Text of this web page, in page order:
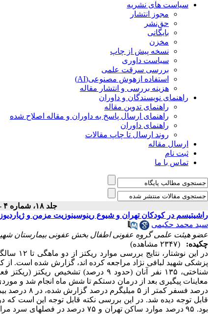
سیاست های نشریه
مجوز انتشار
حق‌نشر
بایگانی
مخزن
نسخه پیش از چاپ
سیاست داوری
بررسی سرقت علمی
استفاده ازهوش مصنوعی(AI)
هزینه بررسی و انتشار مقاله
راهنمای نویسندگان و داوران
راهنمای تدوین مقاله
راهنمای ارسال پاسخ به داوران و مقاله اصلاح شده
راهنمای داوران
روند ارسال تا چاپ مقالات
ارسال مقاله
ثبت نام
تماس با ما
جلد ۱۸، شماره ۴ - ( دی - اسفند ۱۳۷۳ )
راشیتیسم در کودکان تهران و شیوع رینوسینوزیت مزمن و
سید محمد حکیمی
عضو هیئت علمی گروه عفونی اطفال بخش عفونی بیمارستان شهید
چکیده:
(۲۳۴۷ مشاهده)
در این
معاینات پیگیری بعد از درمان دستکم تا شش ماه انجام شد و
بود. ۹۵ درصد موارد ساکن تهران و